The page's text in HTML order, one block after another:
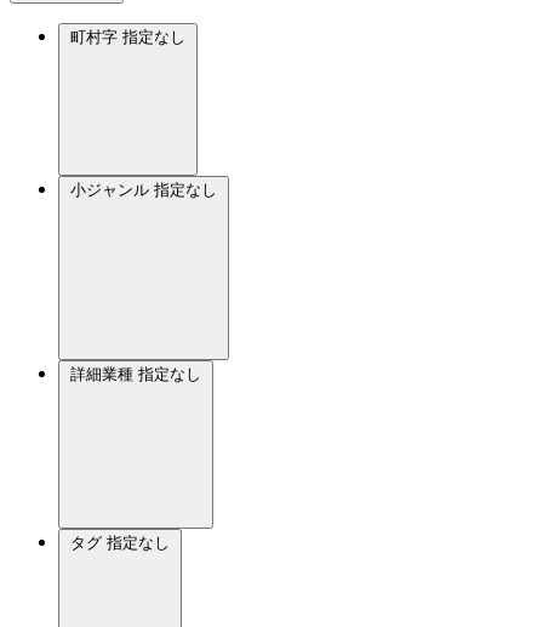
町村字 指定なし
小ジャンル 指定なし
詳細業種 指定なし
タグ 指定なし